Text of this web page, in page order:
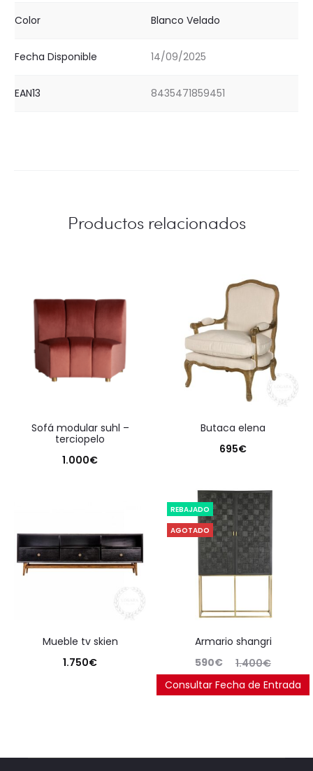
Color Blanco Velado
Fecha Disponible 14/09/2025
EAN13 8435471859451
Productos relacionados
sofá modular suhl –
terciopelo
1.000€
butaca elena
695€
mueble tv skien
1.750€
REBAJADO
AGOTADO
armario shangri
1.400€
El
precio
590€
precioAhorras:669€(57.9%)
Consultar Fecha de Entrada